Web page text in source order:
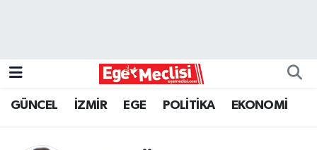
GÜNCEL İZMİR EGE POLİTİKA EKONOMİ
GÜNCEL